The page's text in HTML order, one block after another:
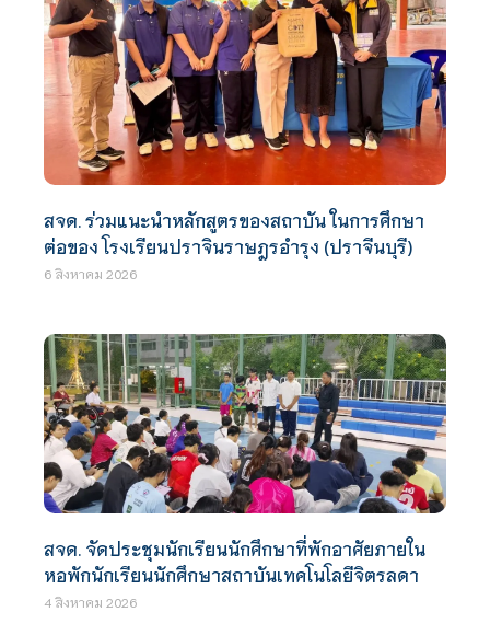
สจด. ร่วมแนะนำหลักสูตรของสถาบัน ในการศึกษา
ต่อของ โรงเรียนปราจินราษฎรอำรุง (ปราจีนบุรี)
6 สิงหาคม 2026
สจด. จัดประชุมนักเรียนนักศึกษาที่พักอาศัยภายใน
หอพักนักเรียนนักศึกษาสถาบันเทคโนโลยีจิตรลดา
4 สิงหาคม 2026